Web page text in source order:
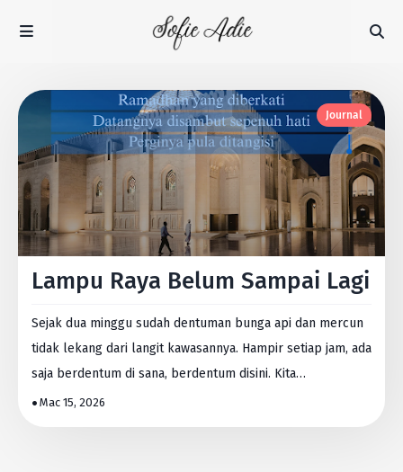
Journal
Lampu Raya Belum Sampai Lagi
Sejak dua minggu sudah dentuman bunga api dan mercun
tidak lekang dari langit kawasannya. Hampir setiap jam, ada
saja berdentum di sana, berdentum disini. Kita…
Mac 15, 2026